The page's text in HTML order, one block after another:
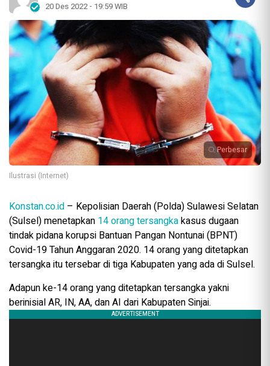
20 Des 2022 - 19:59 WIB
Perbesar
Ilustrasi (Internet)
Konstan.co.id – Kepolisian Daerah (Polda) Sulawesi Selatan
(Sulsel) menetapkan 14 orang tersangkakasus dugaan
tindak pidana korupsi Bantuan Pangan Nontunai (BPNT)
Covid-19 Tahun Anggaran 2020. 14 orang yang ditetapkan
tersangka itu tersebar di tiga Kabupaten yang ada di Sulsel.
Adapun ke-14 orang yang ditetapkan tersangka yakni
berinisial AR, IN, AA, dan AI dari Kabupaten Sinjai.